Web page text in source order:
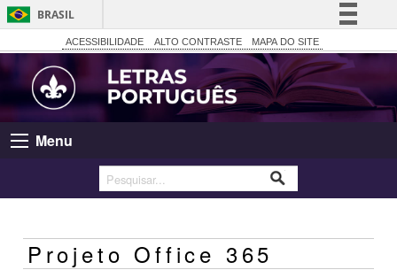
BRASIL
Simplifique!
Comunica BR
Participe
Acesso à informação
Canais
ACESSIBILIDADE ALTO CONTRASTE MAPA DO SITE
Menu
Projeto Office 365